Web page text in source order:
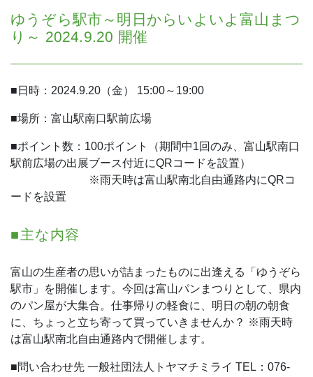
ゆうぞら駅市～明日からいよいよ富山まつ
り～ 2024.9.20 開催
■日時：2024.9.20（金） 15:00～19:00
■場所：富山駅南口駅前広場
■ポイント数：100ポイント（期間中1回のみ、富山駅南口
駅前広場の出展ブース付近にQRコードを設置）
※雨天時は富山駅南北自由通路内にQRコ
ードを設置
■主な内容
富山の生産者の思いが詰まったものに出逢える「ゆうぞら
駅市」を開催します。今回は富山パンまつりとして、県内
のパン屋が大集合。仕事帰りの軽食に、明日の朝の朝食
に、ちょっと立ち寄って買っていきませんか？ ※雨天時
は富山駅南北自由通路内で開催します。
■問い合わせ先 一般社団法人トヤマチミライ TEL：076-